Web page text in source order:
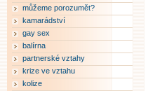
můžeme porozumět?
kamarádství
gay sex
balírna
partnerské vztahy
krize ve vztahu
kolize